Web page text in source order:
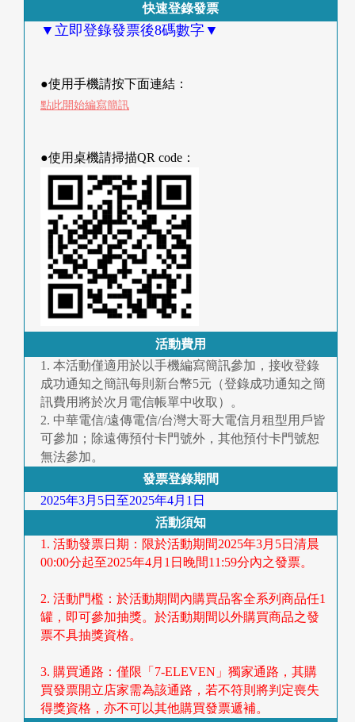
快速登錄發票
▼立即登錄發票後8碼數字▼
●使用手機請按下面連結：
點此開始編寫簡訊
●使用桌機請掃描QR code：
活動費用
1. 本活動僅適用於以手機編寫簡訊參加，接收登錄
成功通知之簡訊每則新台幣5元（登錄成功通知之簡
訊費用將於次月電信帳單中收取）。
2. 中華電信/遠傳電信/台灣大哥大電信月租型用戶皆
可參加；除遠傳預付卡門號外，其他預付卡門號恕
無法參加。
發票登錄期間
2025年3月5日至2025年4月1日
活動須知
1. 活動發票日期：限於活動期間2025年3月5日清晨
00:00分起至2025年4月1日晚間11:59分內之發票。
2. 活動門檻：於活動期間內購買品客全系列商品任1
罐，即可參加抽獎。於活動期間以外購買商品之發
票不具抽獎資格。
3. 購買通路：僅限「7-ELEVEN」獨家通路，其購
買發票開立店家需為該通路，若不符則將判定喪失
得獎資格，亦不可以其他購買發票遞補。